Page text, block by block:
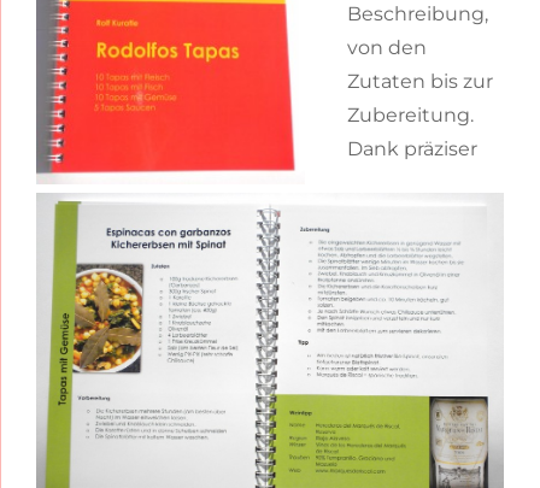
Beschreibung,
von den
Zutaten bis zur
Zubereitung.
Dank präziser